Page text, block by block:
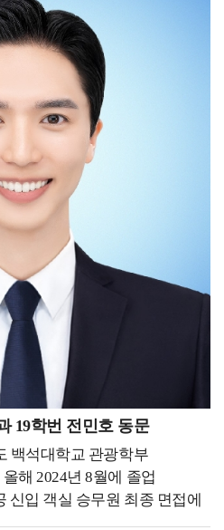
83개의 대한체육회
스포츠 협회 및 기관들 중
트를 받는 약 30개의
을 가하는 단체는 손에
다. 오히려 자연스럽게
이 더욱 마케팅에 노력을
익빈부익부 현상이 만들어지고
포츠 마케팅은 작은 노력도 큰
라고 생각합니다. 스포츠
원하시지만 꿈을 정하지 못하신
해보시는 것도 좋을 것
는 해외 시장의 발전 가능성을
말씀드리고 싶습니다. 타
것부터 느껴지듯 해외에서의
알 수 있고, 해외 인턴을
한국 전통 무술을 한국인이
분이 외국인들에게 큰
수 있습니다. 큰 인정을
전된 스스로의 모습을
감은 이루 말할 수 없을
싶은 말을 자유롭게
은 건가? 도움이 될까?
측정사로 근무하고 있습니다.
한 공인 인증 기관으로써
목적을 두고 체력 상태를
가를 하여 운동 상담 및 처방을
복지 서비스입니다.
국민들에게는 체력수준
공하고 운동에 꾸준히 참가할
며, 체력수준에 따라 국가
만 4세~6세 유아기와 만 11세
나 참여 가능하며, 전국
무료로 제공하고 있습니다.
전에 백석대학교 배드민턴
스포츠재활연구소에서 실습
군청 씨름단에서
했습니다. 스포츠 현장에서
가장 중요한 것이 무엇일까?
. 저는 운동에서 가장 중요한
. 누군가에게는 스트레스를
관리하기 위한 수단,
등 다양한 목적이 있습니다. 그
을 하는 것도 중요하지만,
얼마나 어떻게 해야 하는지가
설정하기 위해서 밟아야 하는
19학번 전민호 동문
백석대학교 관광학부
해 2024년 8월에 졸업
신입 객실 승무원 최종 면접에
다.저는 21살 때 여행자금을